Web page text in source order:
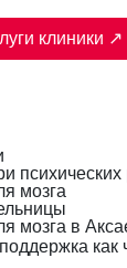
клиники ↗
психических
мозга
мозга в
как